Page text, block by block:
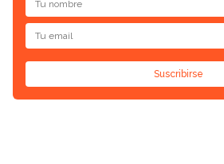
Suscribirse